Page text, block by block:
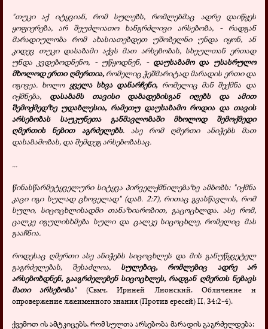
"თუკი აქ იტყვიან, რომ სულებს, რომლებმაც ადრე დაიწყეს
ყოფიერება, არ შეუძლიათო ხანგრძლივი არსებობა, - რადგან
მარადიულობა რომ ახასიათებდეთ უშობელნი უნდა იყონ, ან
კიდევ თუკი დასაბამი აქვს მათ არსებობას, სხეულთან ერთად
უნდა კვდებოდნენო, - უწყოდნენ, - დაუსაბამო და უსასრულო
მხოლოდ ერთი ღმერთია,რომელიც ჭეშმარიტად მარადის ერთი და
იგივეა. ხოლო ყველა სხვა დანარჩენი,რომელიც მან შექმნა და
იქმნება, დასაბამს თავისი დაბადებისგან იღებს და ამით
შემოქმედზე უდაბლესია, რამეთუ დაუსაბამო როდია და თავის
არსებობას საუკუნეთა განმავლობაში მხოლოდ შემოქმედი
ღმერთის ნებით აგრძელებს. ასე რომ ღმერთი ანიჭებს მათ
დასაბამობას, და შემდეგ არსებობასაც.
...
წინასწარმეტყველური სიტყვა პირველქმნილებაზე ამბობს: "იქმნა
კაცი იგი სულად ცხოველად" (დაბ. 2:7), რითაც გვასწავლის, რომ
სული, სიცოცხლისადმი თანაზიარობით, გაცოცხლდა. ასე რომ,
ცალკე იგულისხმება სული და ცალკე სიცოცხლე, რომელიც მას
გააჩნია.
როდესაც ღმერთი ასე ანიჭებს სიცოცხლეს და მის განუწყვეტელ
გაგრძელებას, შესაძლოა, სულებიც, რომლებიც ადრე არ
არსებობდნენ, გააგრძელებენ სიცოცხლეს, რადგან ღმერთს ნებავს
მათი არსებობა" (Cвмч. Ириней Лионский. Обличение и
опровержение лжеименного знания (Против ересей) II, 34:2-4).
ქვემოთ ის ამტკიცებს, რომ სულთა არსებობა მარადის გაგრძელდება: